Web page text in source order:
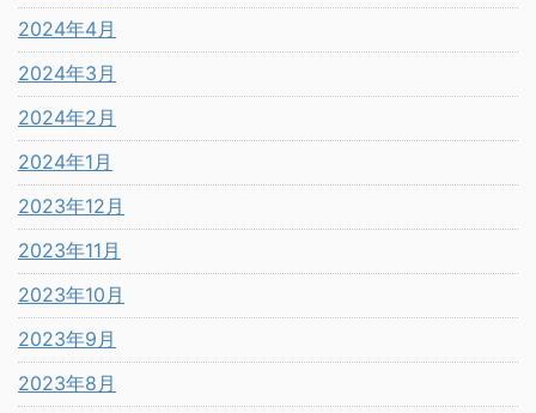
2024年4月
2024年3月
2024年2月
2024年1月
2023年12月
2023年11月
2023年10月
2023年9月
2023年8月